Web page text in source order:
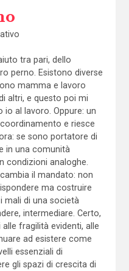
tra pari, dello
perno. Esistono diverse
mamma e lavoro
altri, e questo poi mi
al lavoro. Oppure: un
e riesce
se sono portatore di
in una comunità
condizioni analoghe.
il mandato: non
ma costruire
mali di una società
intermediare. Certo,
fragilità evidenti, alle
ad esistere come
essenziali di
gli spazi di crescita di